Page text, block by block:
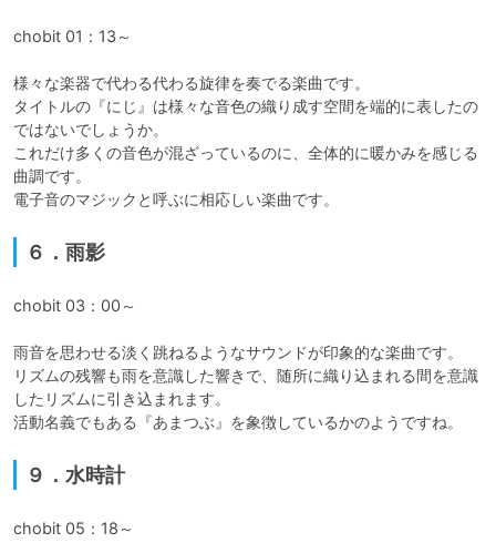
chobit 01：13～
様々な楽器で代わる代わる旋律を奏でる楽曲です。
タイトルの『にじ』は様々な音色の織り成す空間を端的に表したの
ではないでしょうか。
これだけ多くの音色が混ざっているのに、全体的に暖かみを感じる
曲調です。
電子音のマジックと呼ぶに相応しい楽曲です。
６．雨影
chobit 03：00～
雨音を思わせる淡く跳ねるようなサウンドが印象的な楽曲です。
リズムの残響も雨を意識した響きで、随所に織り込まれる間を意識
したリズムに引き込まれます。
活動名義でもある『あまつぶ』を象徴しているかのようですね。
９．水時計
chobit 05：18～